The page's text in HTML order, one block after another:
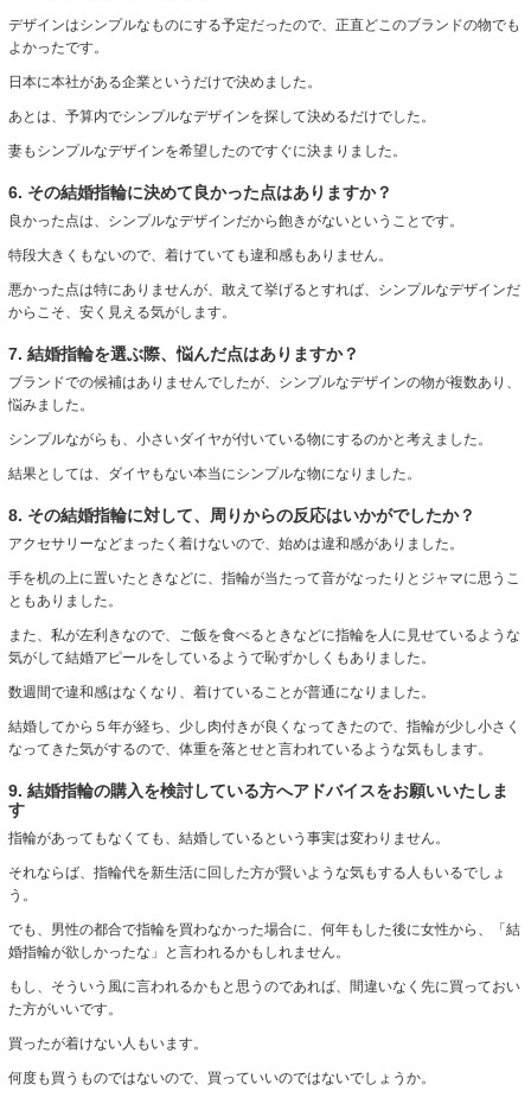
デザインはシンプルなものにする予定だったので、正直どこのブランドの物でも
よかったです。
日本に本社がある企業というだけで決めました。
あとは、予算内でシンプルなデザインを探して決めるだけでした。
妻もシンプルなデザインを希望したのですぐに決まりました。
6. その結婚指輪に決めて良かった点はありますか？
良かった点は、シンプルなデザインだから飽きがないということです。
特段大きくもないので、着けていても違和感もありません。
悪かった点は特にありませんが、敢えて挙げるとすれば、シンプルなデザインだ
からこそ、安く見える気がします。
7. 結婚指輪を選ぶ際、悩んだ点はありますか？
ブランドでの候補はありませんでしたが、シンプルなデザインの物が複数あり、
悩みました。
シンプルながらも、小さいダイヤが付いている物にするのかと考えました。
結果としては、ダイヤもない本当にシンプルな物になりました。
8. その結婚指輪に対して、周りからの反応はいかがでしたか？
アクセサリーなどまったく着けないので、始めは違和感がありました。
手を机の上に置いたときなどに、指輪が当たって音がなったりとジャマに思うこ
ともありました。
また、私が左利きなので、ご飯を食べるときなどに指輪を人に見せているような
気がして結婚アピールをしているようで恥ずかしくもありました。
数週間で違和感はなくなり、着けていることが普通になりました。
結婚してから５年が経ち、少し肉付きが良くなってきたので、指輪が少し小さく
なってきた気がするので、体重を落とせと言われているような気もします。
9. 結婚指輪の購入を検討している方へアドバイスをお願いいたしま
す
指輪があってもなくても、結婚しているという事実は変わりません。
それならば、指輪代を新生活に回した方が賢いような気もする人もいるでしょ
う。
でも、男性の都合で指輪を買わなかった場合に、何年もした後に女性から、「結
婚指輪が欲しかったな」と言われるかもしれません。
もし、そういう風に言われるかもと思うのであれば、間違いなく先に買っておい
た方がいいです。
買ったが着けない人もいます。
何度も買うものではないので、買っていいのではないでしょうか。